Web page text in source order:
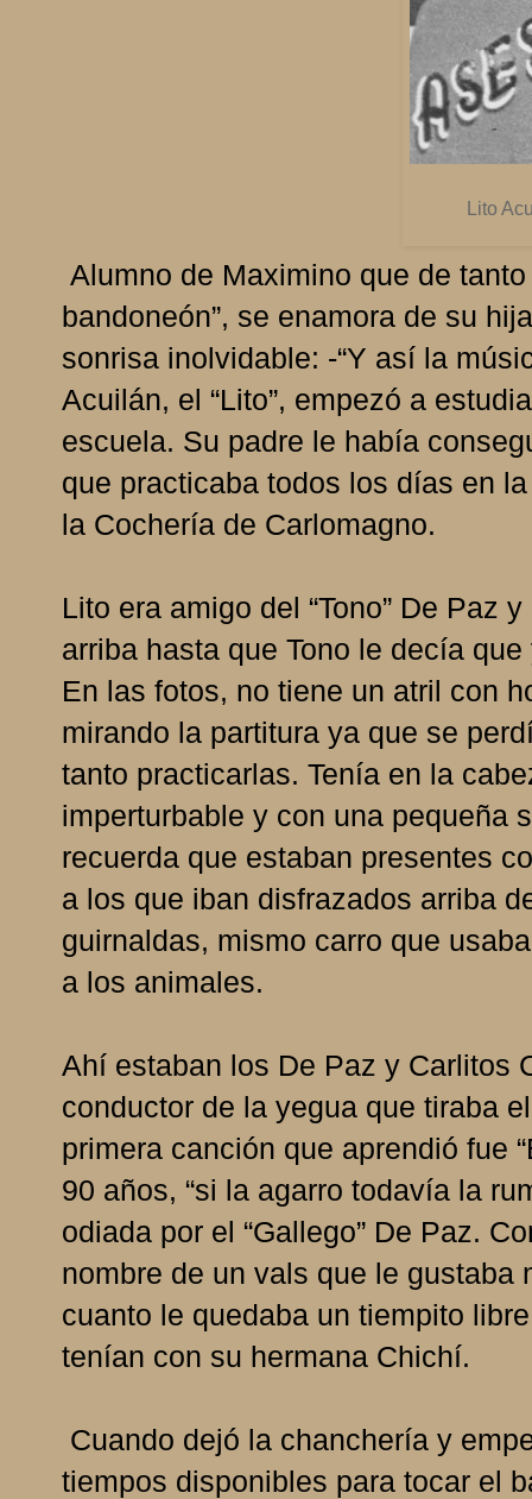
Lito
Alumno de Maximino que de
bandoneón”, se enamora de su
sonrisa inolvidable: -“Y así la
Acuilán, el “Lito”, empezó a
escuela. Su padre le había
que practicaba todos los días en
la Cochería de Carlomagno.
Lito era amigo del “Tono” De Paz
arriba hasta que Tono le decía
En las fotos, no tiene un atril con
mirando la partitura ya que se
tanto practicarlas. Tenía en la
imperturbable y con una pequeña
recuerda que estaban presentes
a los que iban disfrazados arriba
guirnaldas, mismo carro que
a los animales.
Ahí estaban los De Paz y Carlitos
conductor de la yegua que tiraba
primera canción que aprendió fue
90 años, “si la agarro todavía la
odiada por el “Gallego” De Paz.
nombre de un vals que le
cuanto le quedaba un tiempito
tenían con su hermana Chichí.
Cuando dejó la chanchería y
tiempos disponibles para tocar el